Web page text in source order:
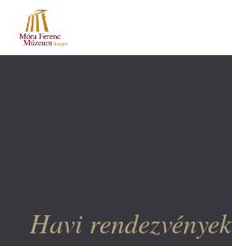
Havi rendezvények